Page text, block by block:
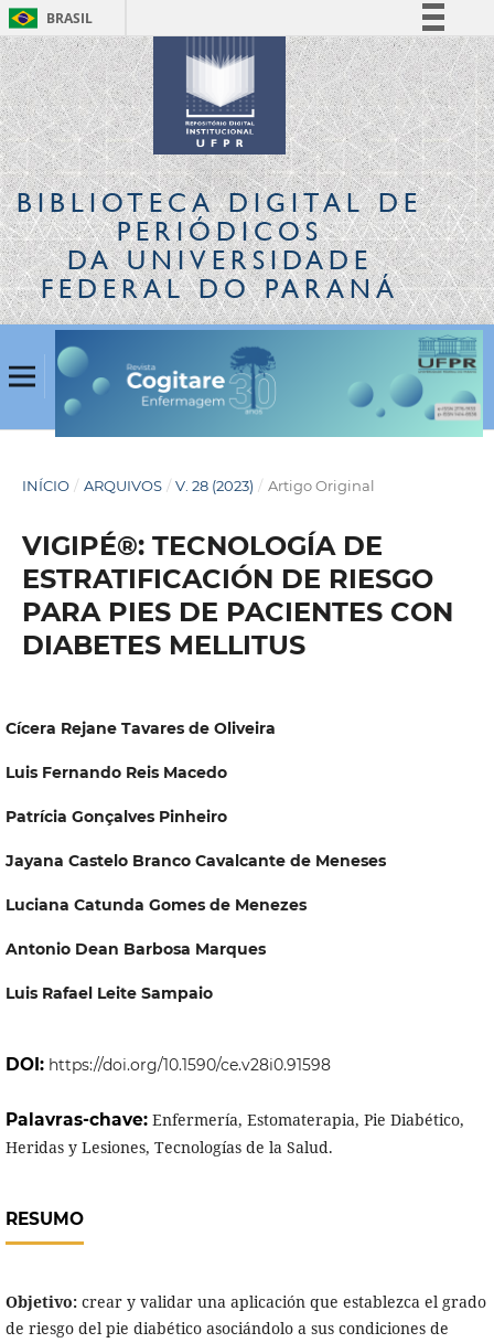
BRASIL
Simplifique!
Comunica BR
Participe
Acesso à informação
Legislação
Canais
BIBLIOTECA DIGITALDE
PERIÓDICOS
DA UNIVERSIDADE
FEDERAL DO PARANÁ
INÍCIO / ARQUIVOS / V. 28 (2023) / Artigo Original
VIGIPÉ®: TECNOLOGÍA DE
ESTRATIFICACIÓN DE RIESGO
PARA PIES DE PACIENTES CON
DIABETES MELLITUS
Cícera Rejane Tavares de Oliveira
Luis Fernando Reis Macedo
Patrícia Gonçalves Pinheiro
Jayana Castelo Branco Cavalcante de Meneses
Luciana Catunda Gomes de Menezes
Antonio Dean Barbosa Marques
Luis Rafael Leite Sampaio
DOI: https://doi.org/10.1590/ce.v28i0.91598
Palavras-chave: Enfermería, Estomaterapia, Pie Diabético,
Heridas y Lesiones, Tecnologías de la Salud.
RESUMO
Objetivo: crear y validar una aplicación que establezca el grado
de riesgo del pie diabético asociándolo a sus condiciones de